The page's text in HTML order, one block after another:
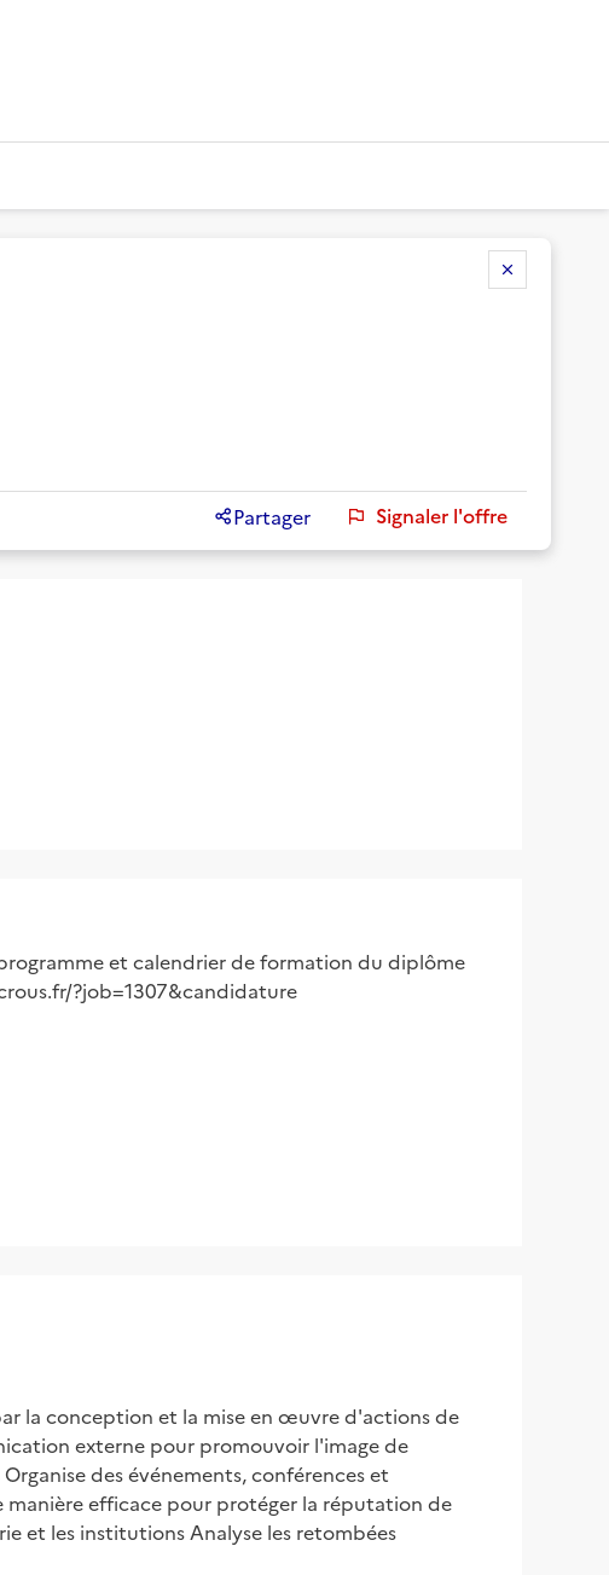
Partager Signaler l'offre
et calendrier de formation du diplôme
?job=1307&candidature
la conception et la mise en œuvre d'actions de
externe pour promouvoir l'image de
des événements, conférences et
manière efficace pour protéger la réputation de
et les institutions Analyse les retombées